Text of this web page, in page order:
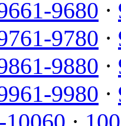
9680 ·
9780 ·
9880 ·
9980 ·